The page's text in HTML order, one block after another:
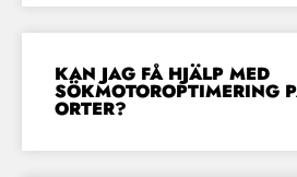
KAN JAG FÅ HJÄLP MED
SÖKMOTOROPTIMERING
ORTER?